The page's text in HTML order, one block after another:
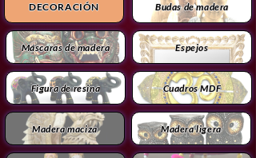
DECORACIÓN Budas de madera
Máscaras de madera Espejos
Figura de resina Cuadros MDF
Madera maciza Madera ligera